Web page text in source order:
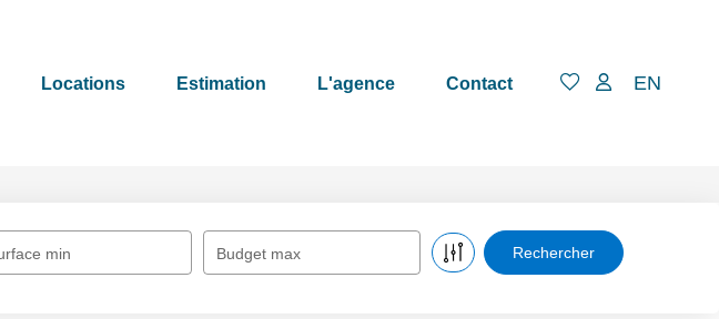
Locations Estimation L'agence Contact EN
min Budget max